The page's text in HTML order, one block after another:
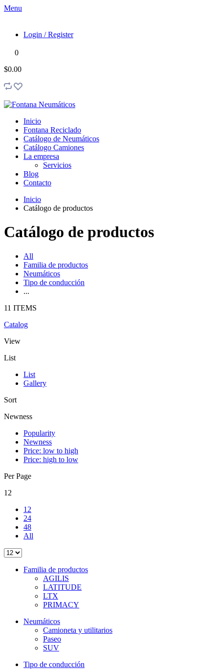
Menu
Login / Register
0
$0.00
Inicio
Fontana Reciclado
Catálogo de Neumáticos
Catálogo Camiones
La empresa
Servicios
Blog
Contacto
Inicio
Catálogo de productos
Catálogo de productos
All
Familia de productos
Neumáticos
Tipo de conducción
...
11 ITEMS
Catalog
View
List
List
Gallery
Sort
Newness
Popularity
Newness
Price: low to high
Price: high to low
Per Page
12
12
24
48
All
Familia de productos
AGILIS
LATITUDE
LTX
PRIMACY
Neumáticos
Camioneta y utilitarios
Paseo
SUV
Tipo de conducción